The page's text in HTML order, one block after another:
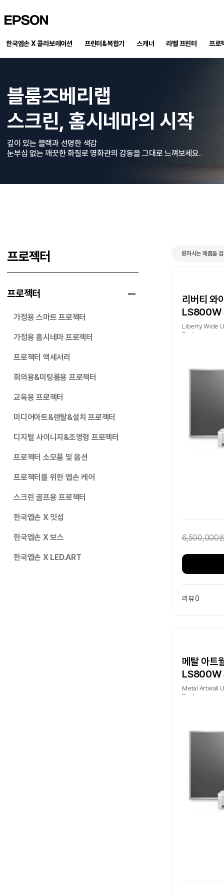
한국엡손 X 콜라보레이션 프린터&복합기 스캐너 라벨 프린터 프로
블룸즈베리랩
스크린, 홈시네마의 시작
깊이 있는 블랙과 선명한 색감
눈부심 없는 깨끗한 화질로 영화관의 감동을 그대로 느껴보세요.
프로젝터
프로젝터
가정용 스마트 프로젝터
가정용 홈시네마 프로젝터
프로젝터 액세서리
회의용&미팅룸용 프로젝터
교육용 프로젝터
미디어아트&렌탈&설치 프로젝터
디지털 사이니지&조명형 프로젝터
프로젝터 소모품 및 옵션
프로젝터를 위한 엡손 케어
스크린 골프용 프로젝터
한국엡손 X 잇섭
한국엡손 X 보스
한국엡손 X LED.ART
원하시는 제품을
리버티 와
LS800W
Liberty Wide
Package
6,590,000
리뷰 0
메탈 아트
LS800W
Metal Artwall
Package